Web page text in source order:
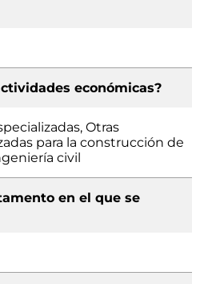
económicas?
Otras
para la construcción de
civil
en el que se